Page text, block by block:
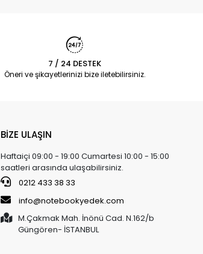
7 / 24 DESTEK
Öneri ve şikayetlerinizi bize iletebilirsiniz.
BİZE ULAŞIN
Haftaiçi 09:00 - 19:00 Cumartesi 10:00 - 15:00
saatleri arasında ulaşabilirsiniz.
0212 433 38 33
info@notebookyedek.com
M.Çakmak Mah. İnönü Cad. N.162/b
Güngören- İSTANBUL